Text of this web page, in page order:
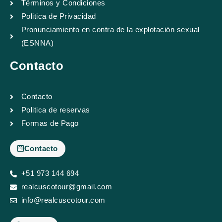
Términos y Condiciones
Politica de Privacidad
Pronunciamiento en contra de la explotación sexual
(ESNNA)
Contacto
Contacto
Politica de reservas
Formas de Pago
Contacto
+51 973 144 694
realcuscotour@gmail.com
info@realcuscotour.com